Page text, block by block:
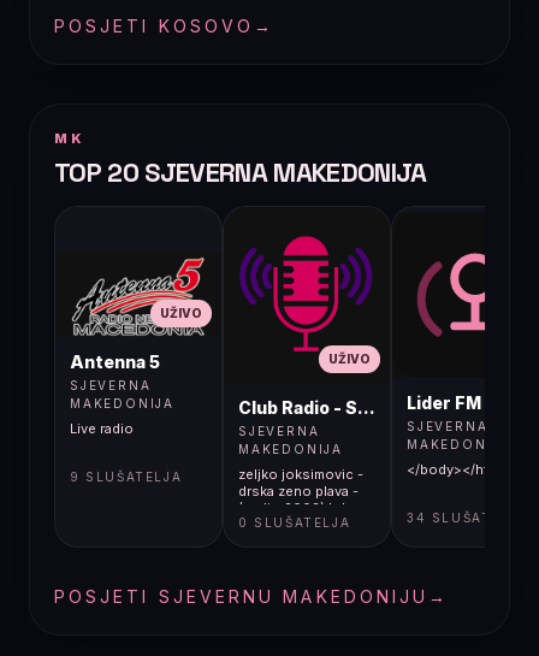
POSJETI KOSOVO →
MK
TOP 20 SJEVERNA MAKEDONIJA
UŽIVO
Antenna 5
SJEVERNA
MAKEDONIJA
Live radio
9 SLUŠATELJA
UŽIVO
Club Radio - Skopje, Mcedonia
SJEVERNA
MAKEDONIJA
zeljko joksimovic -
drska zeno plava -
(audio 2002) hd
0 SLUŠATELJA
Lider FM 107,4
SJEVERNA
MAKEDONIJA
</body></html>
34 SLUŠATELJA
POSJETI SJEVERNU MAKEDONIJU →